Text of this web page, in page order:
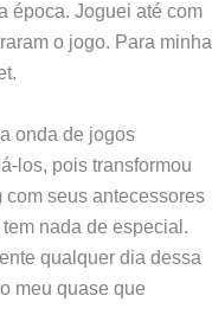
época. Joguei até com
o jogo. Para minha
onda de jogos
los, pois transformou
seus antecessores
nada de especial.
qualquer dia dessa
meu quase que